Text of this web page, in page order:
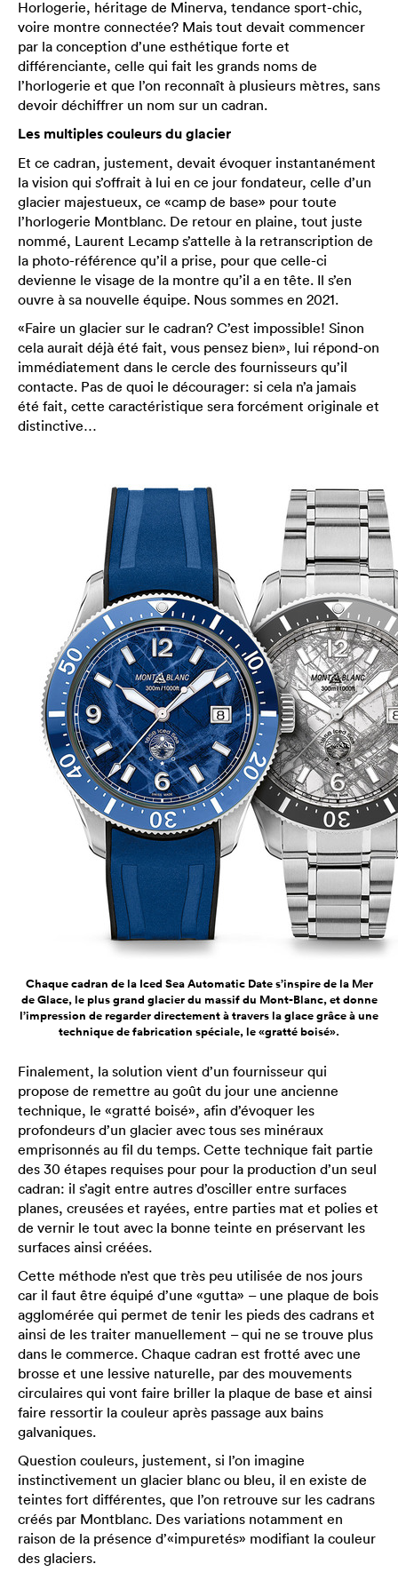
Horlogerie, héritage de Minerva, tendance sport-chic,
voire montre connectée? Mais tout devait commencer
par la conception d’une esthétique forte et
différenciante, celle qui fait les grands noms de
l’horlogerie et que l’on reconnaît à plusieurs mètres, sans
devoir déchiffrer un nom sur un cadran.
Les multiples couleurs du glacier
Et ce cadran, justement, devait évoquer instantanément
la vision qui s’offrait à lui en ce jour fondateur, celle d’un
glacier majestueux, ce «camp de base» pour toute
l’horlogerie Montblanc. De retour en plaine, tout juste
nommé, Laurent Lecamp s’attelle à la retranscription de
la photo-référence qu’il a prise, pour que celle-ci
devienne le visage de la montre qu’il a en tête. Il s’en
ouvre à sa nouvelle équipe. Nous sommes en 2021.
«Faire un glacier sur le cadran? C’est impossible! Sinon
cela aurait déjà été fait, vous pensez bien», lui répond-on
immédiatement dans le cercle des fournisseurs qu’il
contacte. Pas de quoi le décourager: si cela n’a jamais
été fait, cette caractéristique sera forcément originale et
distinctive…
Chaque cadran de la Iced Sea Automatic Date s’inspire de la Mer
de Glace, le plus grand glacier du massif du Mont-Blanc, et donne
l’impression de regarder directement à travers la glace grâce à une
technique de fabrication spéciale, le «gratté boisé».
Finalement, la solution vient d’un fournisseur qui
propose de remettre au goût du jour une ancienne
technique, le «gratté boisé», afin d’évoquer les
profondeurs d’un glacier avec tous ses minéraux
emprisonnés au fil du temps. Cette technique fait partie
des 30 étapes requises pour pour la production d’un seul
cadran: il s’agit entre autres d’osciller entre surfaces
planes, creusées et rayées, entre parties mat et polies et
de vernir le tout avec la bonne teinte en préservant les
surfaces ainsi créées.
Cette méthode n’est que très peu utilisée de nos jours
car il faut être équipé d’une «gutta» – une plaque de bois
agglomérée qui permet de tenir les pieds des cadrans et
ainsi de les traiter manuellement – qui ne se trouve plus
dans le commerce. Chaque cadran est frotté avec une
brosse et une lessive naturelle, par des mouvements
circulaires qui vont faire briller la plaque de base et ainsi
faire ressortir la couleur après passage aux bains
galvaniques.
Question couleurs, justement, si l’on imagine
instinctivement un glacier blanc ou bleu, il en existe de
teintes fort différentes, que l’on retrouve sur les cadrans
créés par Montblanc. Des variations notamment en
raison de la présence d’«impuretés» modifiant la couleur
des glaciers.